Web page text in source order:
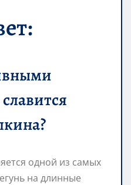
одной из самых
на длинные